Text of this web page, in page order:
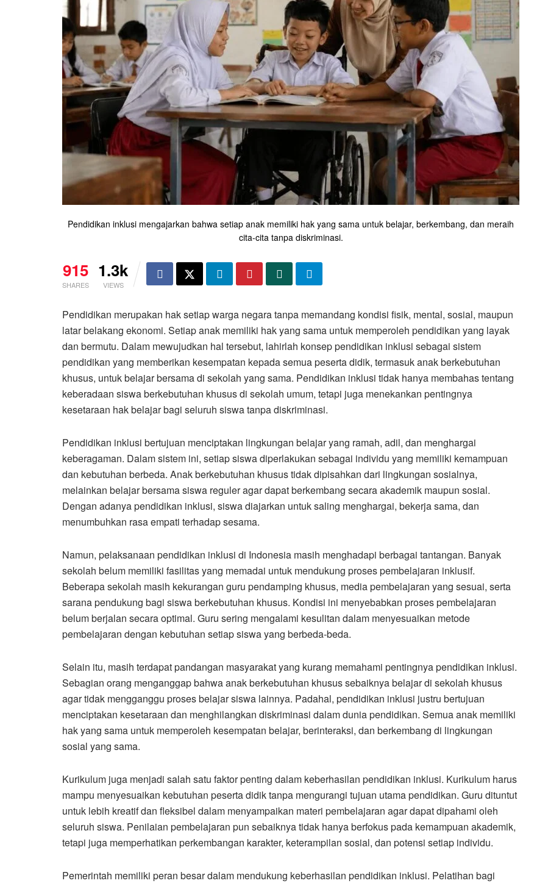
Pendidikan inklusi mengajarkan bahwa setiap anak memiliki hak yang sama untuk belajar, berkembang, dan meraih
cita-cita tanpa diskriminasi.
915
SHARES
1.3k
VIEWS
Pendidikan merupakan hak setiap warga negara tanpa memandang kondisi fisik, mental, sosial, maupun
latar belakang ekonomi. Setiap anak memiliki hak yang sama untuk memperoleh pendidikan yang layak
dan bermutu. Dalam mewujudkan hal tersebut, lahirlah konsep pendidikan inklusi sebagai sistem
pendidikan yang memberikan kesempatan kepada semua peserta didik, termasuk anak berkebutuhan
khusus, untuk belajar bersama di sekolah yang sama. Pendidikan inklusi tidak hanya membahas tentang
keberadaan siswa berkebutuhan khusus di sekolah umum, tetapi juga menekankan pentingnya
kesetaraan hak belajar bagi seluruh siswa tanpa diskriminasi.
Pendidikan inklusi bertujuan menciptakan lingkungan belajar yang ramah, adil, dan menghargai
keberagaman. Dalam sistem ini, setiap siswa diperlakukan sebagai individu yang memiliki kemampuan
dan kebutuhan berbeda. Anak berkebutuhan khusus tidak dipisahkan dari lingkungan sosialnya,
melainkan belajar bersama siswa reguler agar dapat berkembang secara akademik maupun sosial.
Dengan adanya pendidikan inklusi, siswa diajarkan untuk saling menghargai, bekerja sama, dan
menumbuhkan rasa empati terhadap sesama.
Namun, pelaksanaan pendidikan inklusi di Indonesia masih menghadapi berbagai tantangan. Banyak
sekolah belum memiliki fasilitas yang memadai untuk mendukung proses pembelajaran inklusif.
Beberapa sekolah masih kekurangan guru pendamping khusus, media pembelajaran yang sesuai, serta
sarana pendukung bagi siswa berkebutuhan khusus. Kondisi ini menyebabkan proses pembelajaran
belum berjalan secara optimal. Guru sering mengalami kesulitan dalam menyesuaikan metode
pembelajaran dengan kebutuhan setiap siswa yang berbeda-beda.
Selain itu, masih terdapat pandangan masyarakat yang kurang memahami pentingnya pendidikan inklusi.
Sebagian orang menganggap bahwa anak berkebutuhan khusus sebaiknya belajar di sekolah khusus
agar tidak mengganggu proses belajar siswa lainnya. Padahal, pendidikan inklusi justru bertujuan
menciptakan kesetaraan dan menghilangkan diskriminasi dalam dunia pendidikan. Semua anak memiliki
hak yang sama untuk memperoleh kesempatan belajar, berinteraksi, dan berkembang di lingkungan
sosial yang sama.
Kurikulum juga menjadi salah satu faktor penting dalam keberhasilan pendidikan inklusi. Kurikulum harus
mampu menyesuaikan kebutuhan peserta didik tanpa mengurangi tujuan utama pendidikan. Guru dituntut
untuk lebih kreatif dan fleksibel dalam menyampaikan materi pembelajaran agar dapat dipahami oleh
seluruh siswa. Penilaian pembelajaran pun sebaiknya tidak hanya berfokus pada kemampuan akademik,
tetapi juga memperhatikan perkembangan karakter, keterampilan sosial, dan potensi setiap individu.
Pemerintah memiliki peran besar dalam mendukung keberhasilan pendidikan inklusi. Pelatihan bagi